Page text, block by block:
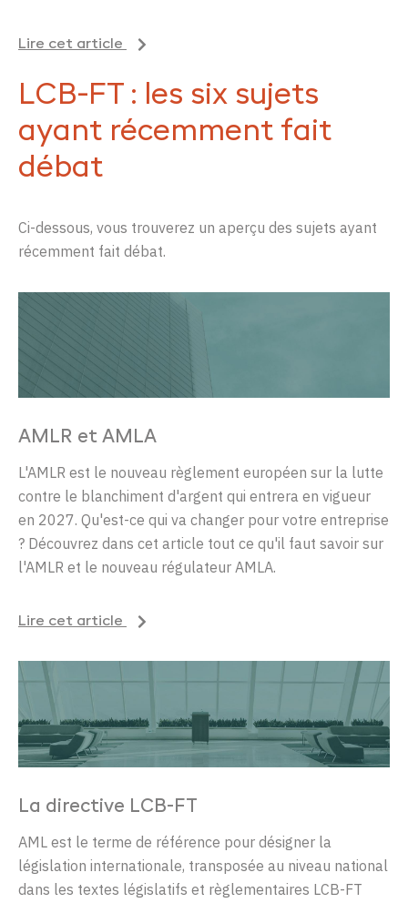
Lire cet article
LCB-FT : les six sujets
ayant récemment fait
débat
Ci-dessous, vous trouverez un aperçu des sujets ayant
récemment fait débat.
AMLR et AMLA
L'AMLR est le nouveau règlement européen sur la lutte
contre le blanchiment d'argent qui entrera en vigueur
en 2027. Qu'est-ce qui va changer pour votre entreprise
? Découvrez dans cet article tout ce qu'il faut savoir sur
l'AMLR et le nouveau régulateur AMLA.
Lire cet article
La directive LCB-FT
AML est le terme de référence pour désigner la
législation internationale, transposée au niveau national
dans les textes législatifs et règlementaires LCB-FT